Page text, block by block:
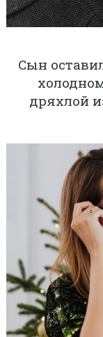
Сын
дряхлой